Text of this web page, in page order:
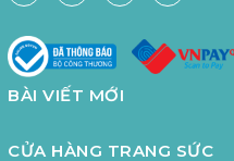
BÀI VIẾT MỚI
CỬA HÀNG TRANG SỨC